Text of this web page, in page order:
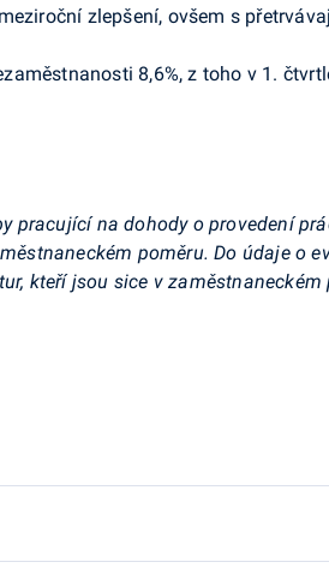
zlepšení, ovšem s
8,6%, z toho v 1.
pracující na dohody o provedení
poměru. Do údaje o
kteří jsou sice v